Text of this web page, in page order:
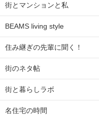
街とマンションと私
BEAMS living style
住み継ぎの先輩に聞く！
街のネタ帖
街と暮らしラボ
名住宅の時間